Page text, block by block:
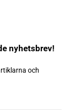
nyhetsbrev!
och